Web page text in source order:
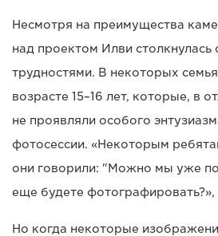
Несмотря на преимущества
над проектом Илви
трудностями. В некоторых
возрасте 15–16 лет, которые, в
не проявляли особого
фотосессии. «Некоторым
они говорили: "Можно мы уже
еще будете
Но когда некоторые